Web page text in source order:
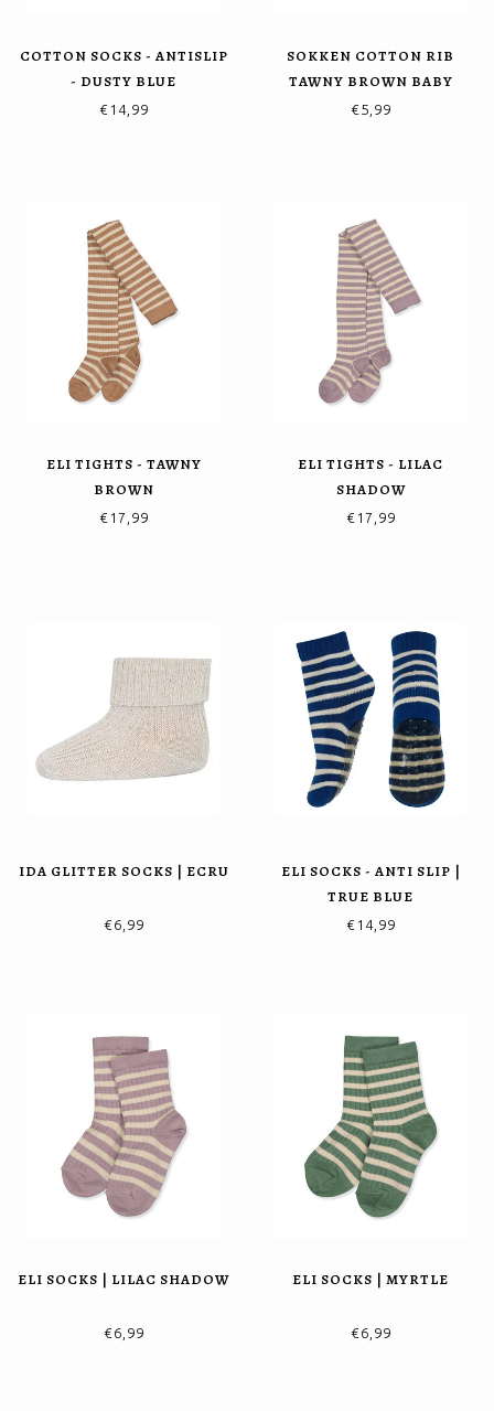
COTTON SOCKS - ANTISLIP
- DUSTY BLUE
€14,99
SOKKEN COTTON RIB
TAWNY BROWN BABY
€5,99
ELI TIGHTS - TAWNY
BROWN
€17,99
ELI TIGHTS - LILAC
SHADOW
€17,99
IDA GLITTER SOCKS | ECRU
€6,99
ELI SOCKS - ANTI SLIP |
TRUE BLUE
€14,99
ELI SOCKS | LILAC SHADOW
€6,99
ELI SOCKS | MYRTLE
€6,99